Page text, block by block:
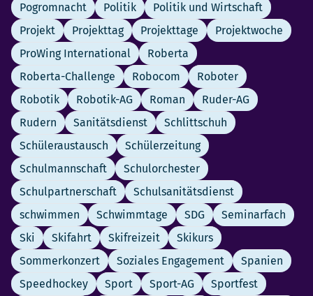
Pogromnacht
Politik
Politik und Wirtschaft
Projekt
Projekttag Projekttage
Projektwoche
ProWing International
Roberta
Roberta-Challenge
Robocom
Roboter
Robotik
Robotik-AG Roman
Ruder-AG
Rudern
Sanitätsdienst
Schlittschuh
Schüleraustausch
Schülerzeitung
Schulmannschaft
Schulorchester
Schulpartnerschaft
Schulsanitätsdienst
schwimmen
Schwimmtage SDG
Seminarfach
Ski
Skifahrt Skifreizeit
Skikurs
Sommerkonzert
Soziales Engagement
Spanien
Speedhockey
Sport Sport-AG
Sportfest